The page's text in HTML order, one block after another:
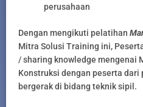
perusahaan
Dengan mengikuti pelatihan
Mitra Solusi Training ini,
/ sharing knowledge mengenai
Konstruksi dengan peserta dari
bergerak di bidang teknik sipil.